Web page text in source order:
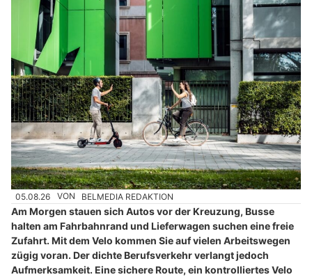
05.08.26 VON BELMEDIA REDAKTION
Am Morgen stauen sich Autos vor der Kreuzung, Busse
halten am Fahrbahnrand und Lieferwagen suchen eine freie
Zufahrt. Mit dem Velo kommen Sie auf vielen Arbeitswegen
zügig voran. Der dichte Berufsverkehr verlangt jedoch
Aufmerksamkeit. Eine sichere Route, ein kontrolliertes Velo